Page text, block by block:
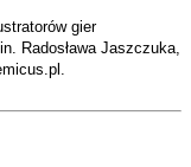
gier
Radosława Jaszczuka,